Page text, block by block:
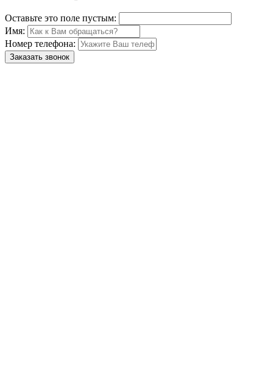
Оставьте это поле пустым:
Имя:
Номер телефона:
Заказать звонок